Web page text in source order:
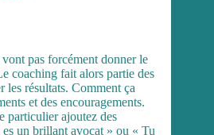
pas forcément donner le
coaching fait alors partie des
les résultats. Comment ça
et des encouragements.
particulier ajoutez des
un brillant avocat » ou « Tu